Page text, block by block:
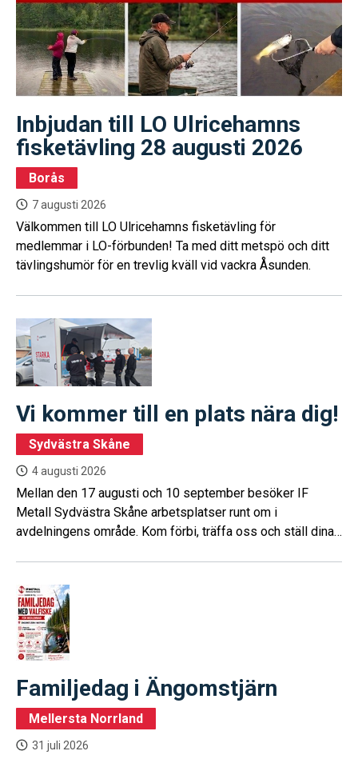
Inbjudan till LO Ulricehamns
fisketävling 28 augusti 2026
Borås
7 augusti 2026
Välkommen till LO Ulricehamns fisketävling för
medlemmar i LO-förbunden! Ta med ditt metspö och ditt
tävlingshumör för en trevlig kväll vid vackra Åsunden.
Vi kommer till en plats nära dig!
Sydvästra Skåne
4 augusti 2026
Mellan den 17 augusti och 10 september besöker IF
Metall Sydvästra Skåne arbetsplatser runt om i
avdelningens område. Kom förbi, träffa oss och ställ dina
Familjedag i Ängomstjärn
Mellersta Norrland
31 juli 2026